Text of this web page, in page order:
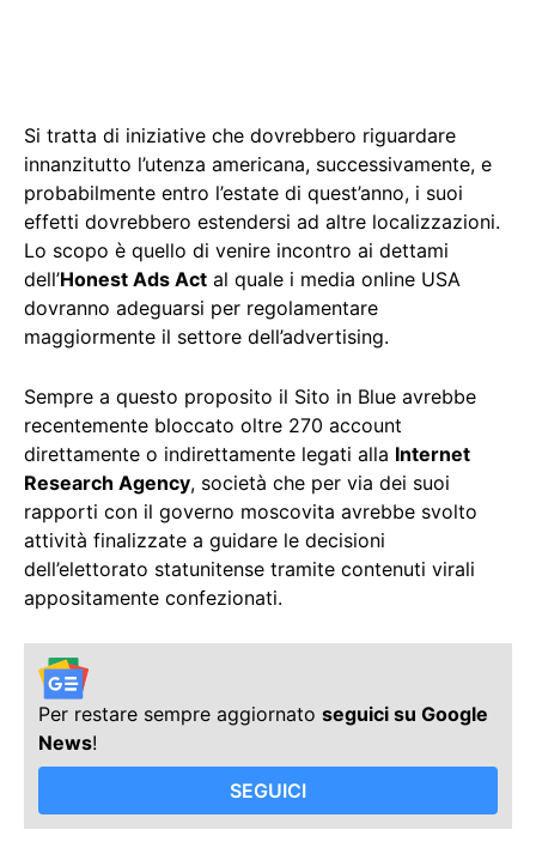
Si tratta di iniziative che dovrebbero riguardare
innanzitutto l’utenza americana, successivamente, e
probabilmente entro l’estate di quest’anno, i suoi
effetti dovrebbero estendersi ad altre localizzazioni.
Lo scopo è quello di venire incontro ai dettami
dell’Honest Ads Act al quale i media online USA
dovranno adeguarsi per regolamentare
maggiormente il settore dell’advertising.
Sempre a questo proposito il Sito in Blue avrebbe
recentemente bloccato oltre 270 account
direttamente o indirettamente legati alla Internet
Research Agency, società che per via dei suoi
rapporti con il governo moscovita avrebbe svolto
attività finalizzate a guidare le decisioni
dell’elettorato statunitense tramite contenuti virali
appositamente confezionati.
Per restare sempre aggiornato seguici su Google
News!
SEGUICI